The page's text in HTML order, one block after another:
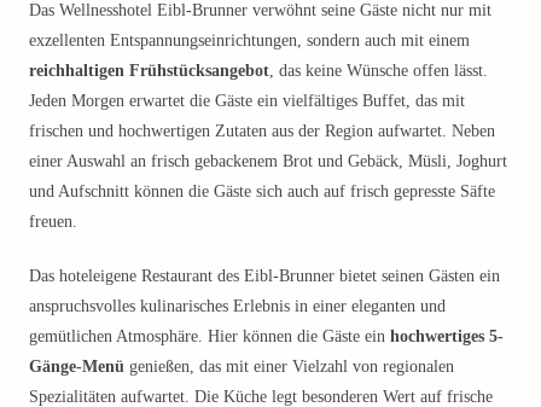
Das Wellnesshotel Eibl-Brunner verwöhnt seine Gäste nicht nur mit
exzellenten Entspannungseinrichtungen, sondern auch mit einem
reichhaltigen Frühstücksangebot, das keine Wünsche offen lässt.
Jeden Morgen erwartet die Gäste ein vielfältiges Buffet, das mit
frischen und hochwertigen Zutaten aus der Region aufwartet. Neben
einer Auswahl an frisch gebackenem Brot und Gebäck, Müsli, Joghurt
und Aufschnitt können die Gäste sich auch auf frisch gepresste Säfte
freuen.
Das hoteleigene Restaurant des Eibl-Brunner bietet seinen Gästen ein
anspruchsvolles kulinarisches Erlebnis in einer eleganten und
gemütlichen Atmosphäre. Hier können die Gäste ein hochwertiges 5-
Gänge-Menü genießen, das mit einer Vielzahl von regionalen
Spezialitäten aufwartet. Die Küche legt besonderen Wert auf frische